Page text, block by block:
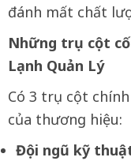
đánh mất chất
Những trụ cột
Lạnh Quản Lý
Có 3 trụ cột
của thương hiệu:
Đội ngũ kỹ